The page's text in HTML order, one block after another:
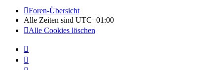
Foren-Übersicht
Alle Zeiten sind UTC+01:00
Alle Cookies löschen